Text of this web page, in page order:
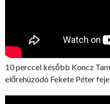
10 perccel később Koncz
előrehúzódó Fekete Péter